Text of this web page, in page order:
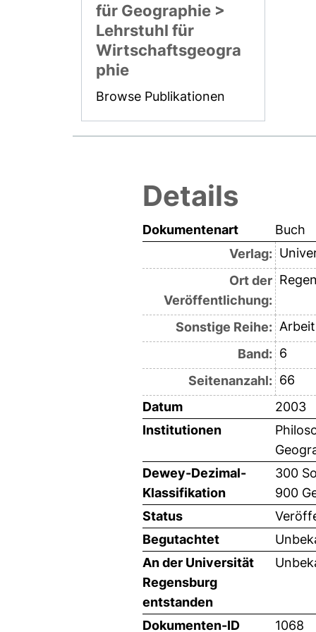
für Geographie >
Lehrstuhl für
Wirtschaftsgeogra
phie
Browse Publikationen
Details
Dokumentenart
Buch
Verlag:
Ort der
Veröffentlichung:
Sonstige Reihe:
Band: 6
Seitenanzahl: 66
Datum
2003
Institutionen
Dewey-Dezimal-
Klassifikation
300
900
Status
Begutachtet
An der Universität
Regensburg
entstanden
Dokumenten-ID 1068